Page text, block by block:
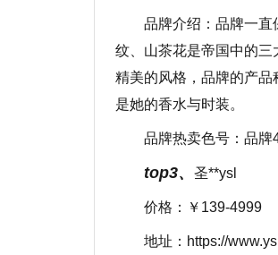
品牌介绍：品牌一直
纹、山茶花是帝国中的三
精美的风格，品牌的产品
是她的香水与时装。
品牌热卖色号：品牌
top3、 圣**ysl
价格：￥139-4999
地址：https://